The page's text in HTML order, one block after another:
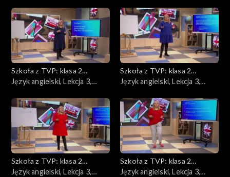
Szkoła z TVP: klasa 2
ponadpodstawowa
Język angielski, Lekcja 3,
Szkoła z TVP: klasa 2
ponadpodstawowa
Język angielski, Lekcja 3,
Szkoła z TVP: klasa 2
ponadpodstawowa
Język angielski, Lekcja 3,
Szkoła z TVP: klasa 2
ponadpodstawowa
Język angielski, Lekcja 3,